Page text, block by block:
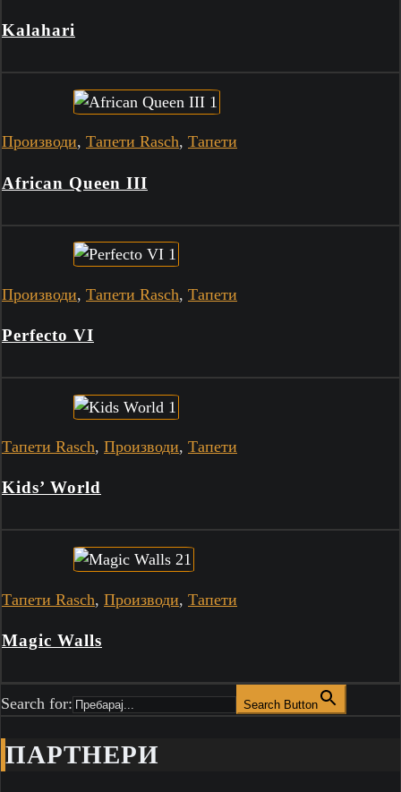
Kalahari
Производи, Тапети Rasch, Тапети
African Queen III
Производи, Тапети Rasch, Тапети
Perfecto VI
Тапети Rasch, Производи, Тапети
Kids’ World
Тапети Rasch, Производи, Тапети
Magic Walls
Search for: Search Button
ПАРТНЕРИ